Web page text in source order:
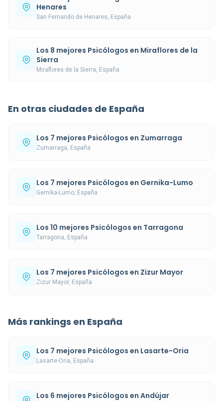
Henares
San Fernando de Henares, España
Los 8 mejores Psicólogos en Miraflores de la
Sierra
Miraflores de la Sierra, España
En otras ciudades de España
Los 7 mejores Psicólogos en Zumarraga
Zumarraga, España
Los 7 mejores Psicólogos en Gernika-Lumo
Gernika-Lumo, España
Los 10 mejores Psicólogos en Tarragona
Tarragona, España
Los 7 mejores Psicólogos en Zizur Mayor
Zizur Mayor, España
Más rankings en España
Los 7 mejores Psicólogos en Lasarte-Oria
Lasarte-Oria, España
Los 6 mejores Psicólogos en Andújar